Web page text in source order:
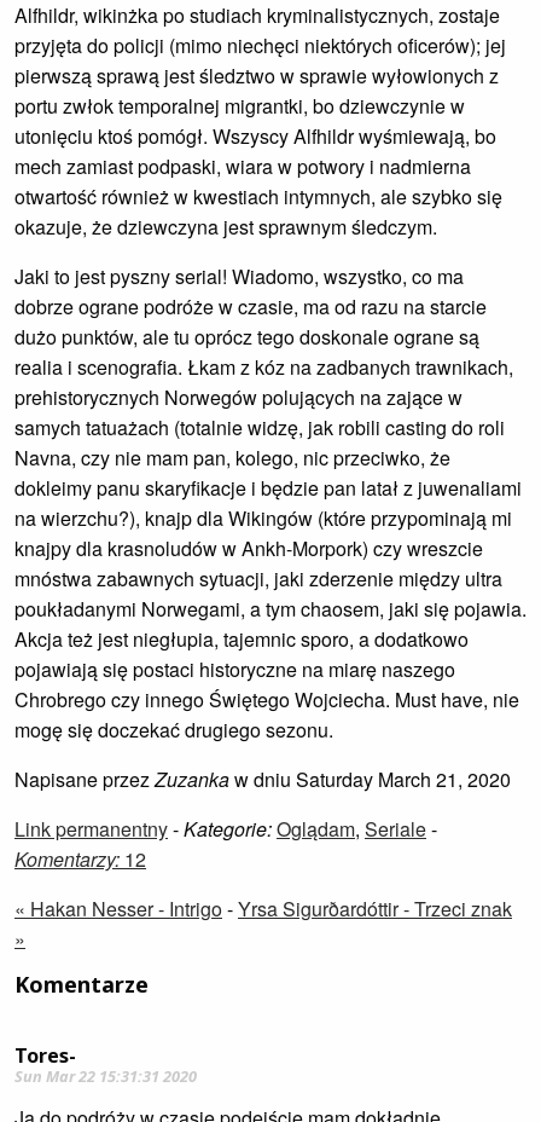
Alfhildr, wikinżka po studiach kryminalistycznych, zostaje
przyjęta do policji (mimo niechęci niektórych oficerów); jej
pierwszą sprawą jest śledztwo w sprawie wyłowionych z
portu zwłok temporalnej migrantki, bo dziewczynie w
utonięciu ktoś pomógł. Wszyscy Alfhildr wyśmiewają, bo
mech zamiast podpaski, wiara w potwory i nadmierna
otwartość również w kwestiach intymnych, ale szybko się
okazuje, że dziewczyna jest sprawnym śledczym.
Jaki to jest pyszny serial! Wiadomo, wszystko, co ma
dobrze ograne podróże w czasie, ma od razu na starcie
dużo punktów, ale tu oprócz tego doskonale ograne są
realia i scenografia. Łkam z kóz na zadbanych trawnikach,
prehistorycznych Norwegów polujących na zające w
samych tatuażach (totalnie widzę, jak robili casting do roli
Navna, czy nie mam pan, kolego, nic przeciwko, że
dokleimy panu skaryfikacje i będzie pan latał z juwenaliami
na wierzchu?), knajp dla Wikingów (które przypominają mi
knajpy dla krasnoludów w Ankh-Morpork) czy wreszcie
mnóstwa zabawnych sytuacji, jaki zderzenie między ultra
poukładanymi Norwegami, a tym chaosem, jaki się pojawia.
Akcja też jest niegłupia, tajemnic sporo, a dodatkowo
pojawiają się postaci historyczne na miarę naszego
Chrobrego czy innego Świętego Wojciecha. Must have, nie
mogę się doczekać drugiego sezonu.
Napisane przezZuzankaw dniu Saturday March 21, 2020
Link permanentny-Kategorie:Oglądam, Seriale-
Komentarzy: 12
« Hakan Nesser - Intrigo-Yrsa Sigurðardóttir - Trzeci znak
»
Komentarze
Tores-
Sun Mar 22 15:31:31 2020